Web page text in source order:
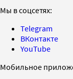
Мы в соцсетях:
Telegram
ВКонтакте
YouTube
Мобильное